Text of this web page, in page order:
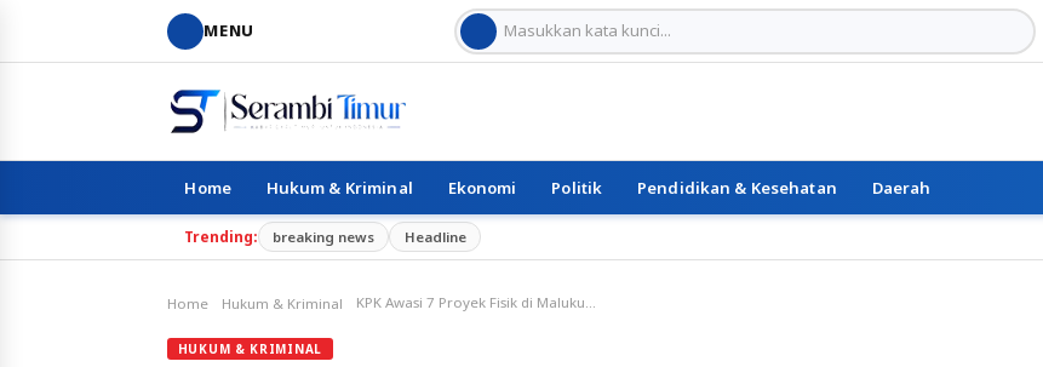
MENU
Home Hukum & Kriminal Ekonomi Politik Pendidikan & Kesehatan Daerah
Trending: breaking news Headline
Home Hukum & Kriminal KPK Awasi 7 Proyek Fisik di Maluku Utara, Plt Kadis PUPR: Kami Berbenah
HUKUM & KRIMINAL